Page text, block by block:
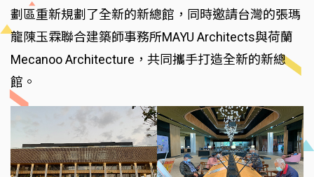
劃區重新規劃了全新的新總館，同時邀請台灣的張瑪
龍陳玉霖聯合建築師事務所MAYU Architects與荷蘭
Mecanoo Architecture，共同攜手打造全新的新總
館。